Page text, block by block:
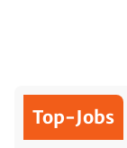
Top-Jobs